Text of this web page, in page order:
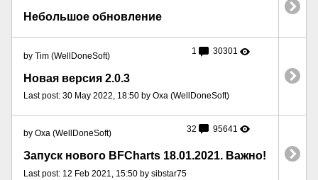
Небольшое обновление
by Tim (WellDoneSoft) 1 30301
Новая версия 2.0.3
Last post: 30 May 2022, 18:50 by Oxa (WellDoneSoft)
by Oxa (WellDoneSoft) 32 95641
Запуск нового BFCharts 18.01.2021. Важно!
Last post: 12 Feb 2021, 15:50 by sibstar75